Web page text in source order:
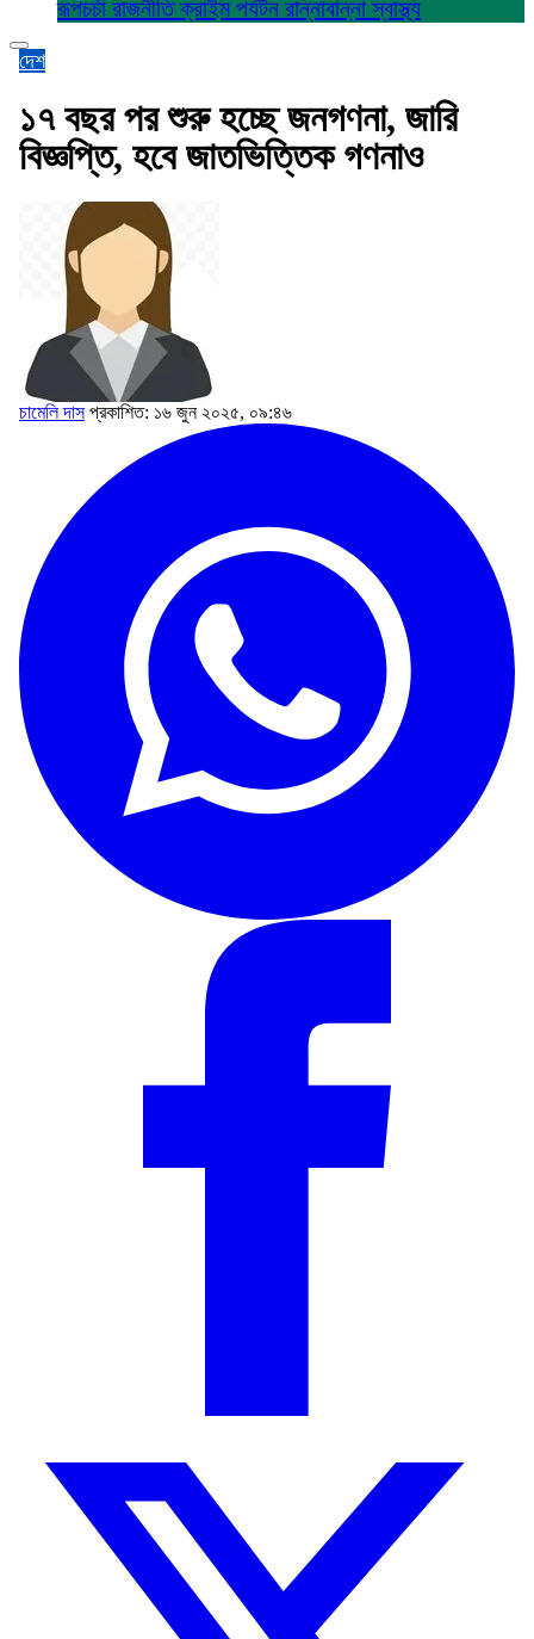
রূপচর্চা রাজনীতিক্রাইম পর্যটন রান্নাবান্নাস্বাস্থ্য
দেশ
১৭ বছর পর শুরু হচ্ছে জনগণনা, জারি
বিজ্ঞপ্তি, হবে জাতভিত্তিক গণনাও
চামেলি দাস প্রকাশিত: ১৬ জুন ২০২৫, ০৯:৪৬